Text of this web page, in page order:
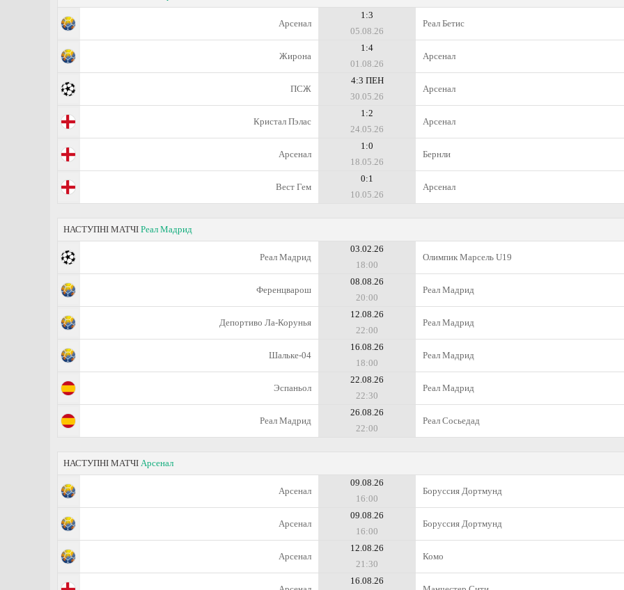
Арсенал
1:3
05.08.26
Реал Бетис
Жирона
1:4
01.08.26
Арсенал
ПСЖ
4:3 ПЕН
30.05.26
Арсенал
Кристал Пэлас
1:2
24.05.26
Арсенал
Арсенал
1:0
18.05.26
Бернли
Вест Гем
0:1
10.05.26
Арсенал
НАСТУПНІ МАТЧІ Реал Мадрид
Реал Мадрид
03.02.26
18:00
Олимпик Марсель U19
Ференцварош
08.08.26
20:00
Реал Мадрид
Депортиво Ла-Корунья
12.08.26
22:00
Реал Мадрид
Шальке-04
16.08.26
18:00
Реал Мадрид
Эспаньол
22.08.26
22:30
Реал Мадрид
Реал Мадрид
26.08.26
22:00
Реал Сосьедад
НАСТУПНІ МАТЧІ Арсенал
Арсенал
09.08.26
16:00
Боруссия Дортмунд
Арсенал
09.08.26
16:00
Боруссия Дортмунд
Арсенал
12.08.26
21:30
Комо
16.08.26